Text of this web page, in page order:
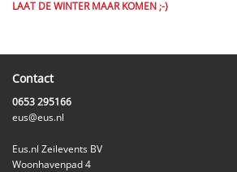
LAAT DE WINTER MAAR KOMEN ;-)
Contact
0653 295166
eus@eus.nl
Eus.nl Zeilevents BV
Woonhavenpad 4